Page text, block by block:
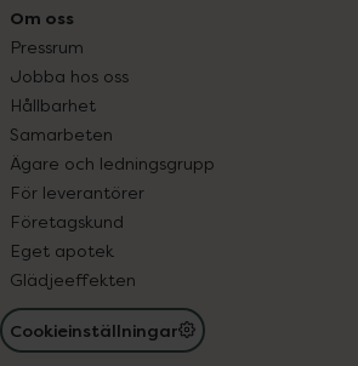
Om oss
Pressrum
Jobba hos oss
Hållbarhet
Samarbeten
Ägare och ledningsgrupp
För leverantörer
Företagskund
Eget apotek
Glädjeeffekten
Cookieinställningar